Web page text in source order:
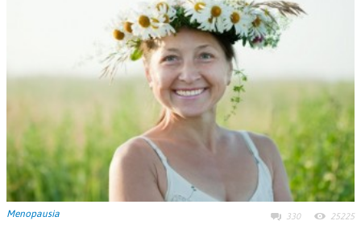
Menopausia 330 25225